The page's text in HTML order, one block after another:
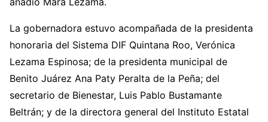
La gobernadora estuvo acompañada de la presidenta
honoraria del Sistema DIF Quintana Roo, Verónica
Lezama Espinosa; de la presidenta municipal de
Benito Juárez Ana Paty Peralta de la Peña; del
secretario de Bienestar, Luis Pablo Bustamante
Beltrán; y de la directora general del Instituto Estatal